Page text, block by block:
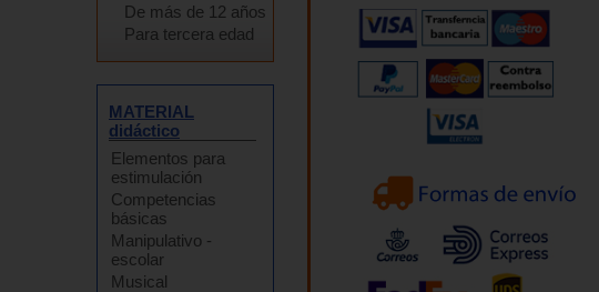
De más de 12 años
Para tercera edad
MATERIAL
didáctico
Elementos para
estimulación
Competencias
básicas
Manipulativo -
escolar
Musical